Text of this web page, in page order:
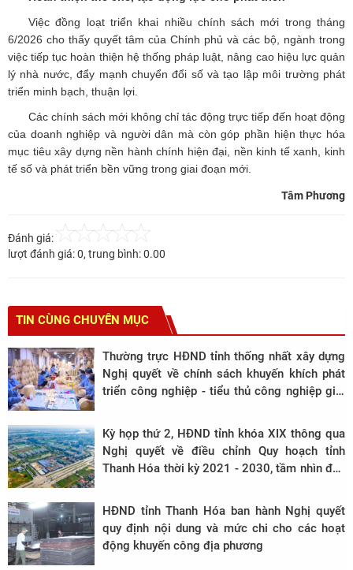
Việc đồng loạt triển khai nhiều chính sách mới trong tháng
6/2026 cho thấy quyết tâm của Chính phủ và các bộ, ngành trong
việc tiếp tục hoàn thiện hệ thống pháp luật, nâng cao hiệu lực quản
lý nhà nước, đẩy mạnh chuyển đổi số và tạo lập môi trường phát
triển minh bạch, thuận lợi.
Các chính sách mới không chỉ tác động trực tiếp đến hoạt động
của doanh nghiệp và người dân mà còn góp phần hiện thực hóa
mục tiêu xây dựng nền hành chính hiện đại, nền kinh tế xanh, kinh
tế số và phát triển bền vững trong giai đoạn mới.
Tâm Phương
Đánh giá:
lượt đánh giá:0, trung bình:0.00
TIN CÙNG CHUYÊN MỤC
Thường trực HĐND tỉnh thống nhất xây dựng
Nghị quyết về chính sách khuyến khích phát
triển công nghiệp - tiểu thủ công nghiệp giai
Kỳ họp thứ 2, HĐND tỉnh khóa XIX thông qua
Nghị quyết về điều chỉnh Quy hoạch tỉnh
Thanh Hóa thời kỳ 2021 - 2030, tầm nhìn đến
HĐND tỉnh Thanh Hóa ban hành Nghị quyết
quy định nội dung và mức chi cho các hoạt
động khuyến công địa phương